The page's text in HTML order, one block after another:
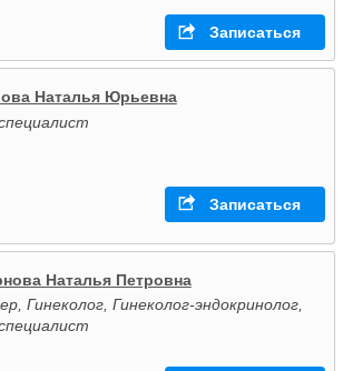
Записаться
Наталья Юрьевна
Записаться
Наталья Петровна
Гинеколог, Гинеколог-эндокринолог,